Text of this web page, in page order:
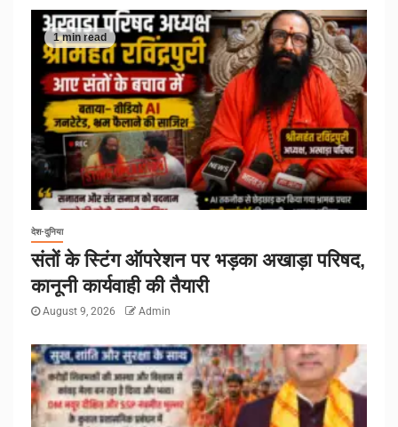
1 min read
देश-दुनिया
संतों के स्टिंग ऑपरेशन पर भड़का अखाड़ा परिषद,
कानूनी कार्यवाही की तैयारी
August 9, 2026 Admin